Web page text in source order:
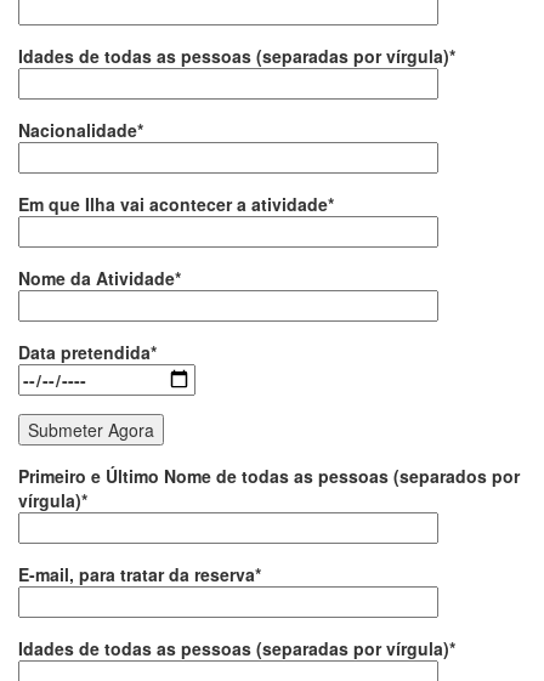
Idades de todas as pessoas (separadas por vírgula)*
Nacionalidade*
Em que Ilha vai acontecer a atividade*
Nome da Atividade*
Data pretendida*
Primeiro e Último Nome de todas as pessoas (separados por
vírgula)*
E-mail, para tratar da reserva*
Idades de todas as pessoas (separadas por vírgula)*